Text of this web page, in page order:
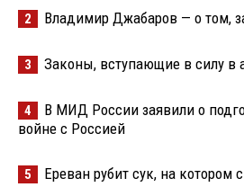
2 Владимир Джабаров — о том,
3 Законы, вступающие в силу в
4
В МИД России заявили о
войне с Россией
5 Ереван рубит сук, на котором